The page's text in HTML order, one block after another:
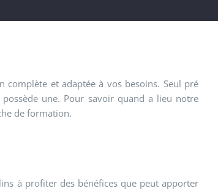
complète et adaptée à vos besoins. Seul pré
une. Pour savoir quand a lieu notre
de formation.
à profiter des bénéfices que peut apporter